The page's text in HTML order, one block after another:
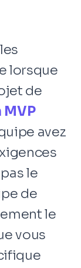
lorsque
de
avez
le
de
le
vous